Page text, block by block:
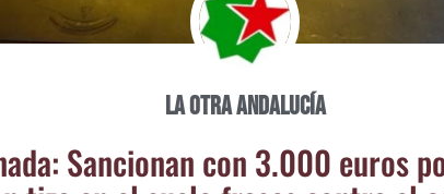
La otra Andalucía
San­cio­nan con 3.000 euros